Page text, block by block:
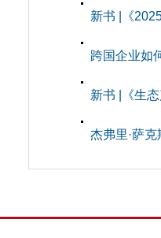
新书 |《
跨国企业如
新书 |《生
杰弗里·萨